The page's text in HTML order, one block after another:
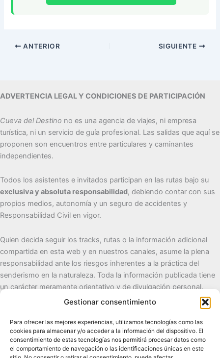
Gestionar consentimiento
Para ofrecer las mejores experiencias, utilizamos tecnologías como las
cookies para almacenar y/o acceder a la información del dispositivo. El
consentimiento de estas tecnologías nos permitirá procesar datos como
el comportamiento de navegación o las identificaciones únicas en este
ANTERIOR SIGUIENTE
ADVERTENCIA LEGAL Y CONDICIONES DE PARTICIPACIÓN
Cueva del Destino no es una agencia de viajes, ni empresa
turística, ni un servicio de guía profesional. Las salidas que aquí se
proponen son encuentros entre particulares y caminantes
independientes.
Todos los asistentes e invitados participan en las rutas bajo su
exclusiva y absoluta responsabilidad, debiendo contar con sus
propios medios, autonomía y un seguro de accidentes y
Responsabilidad Civil en vigor.
Quien decida seguir los tracks, rutas o la información adicional
compartida en esta web y en nuestros canales, asume la plena
responsabilidad ante los riesgos inherentes a la práctica del
senderismo en la naturaleza. Toda la información publicada tiene
un carácter meramente orientativo y de divulgación personal.
Senderismo de autor, naturaleza y pueblos con alma.